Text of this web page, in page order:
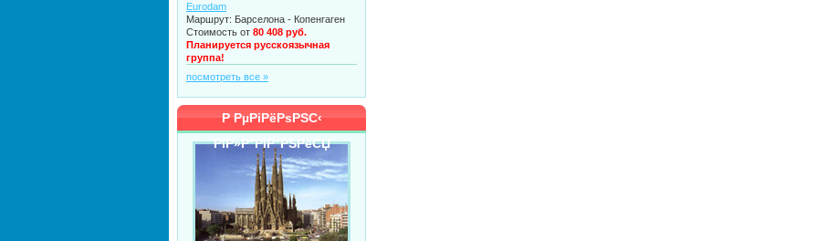
Eurodam
Маршрут: Барселона - Копенгаген
Стоимость от 80 408 руб.
Планируется русскоязычная
группа!
посмотреть все »
Р РµРіРёРѕРЅС‹
РїР»Р°РІР°РЅРёСЏ